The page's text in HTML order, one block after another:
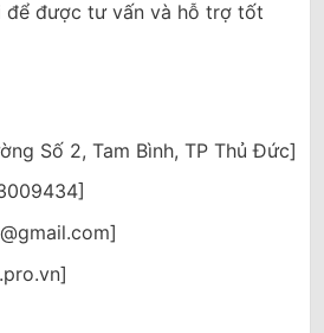
để được tư vấn và hỗ trợ tốt
Số 2, Tam Bình, TP Thủ Đức]